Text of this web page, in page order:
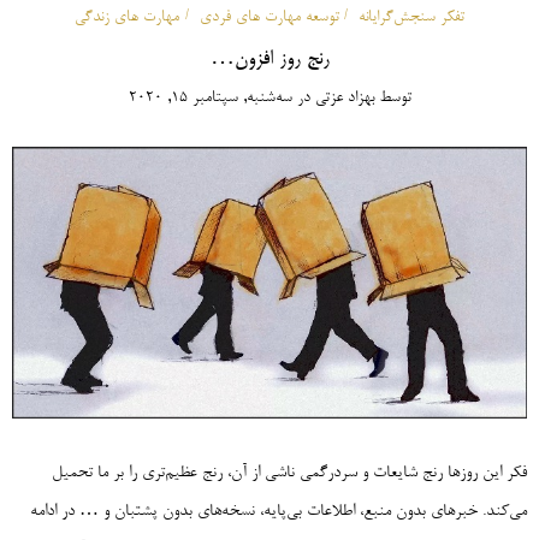
تفکر سنجش‌گرایانه توسعه مهارت های فردی مهارت های زندگی
رنج روز افزون…
توسطبهزاد عزتی درسه‌شنبه, سپتامبر 15, 2020
فکر این روزها رنج شایعات و سردرگمی ناشی از آن، رنج عظیم‌تری را بر ما تحمیل
می‌کند. خبرهای بدون منبع، اطلاعات بی‌پایه، نسخه‌های بدون پشتبان و … در ادامه